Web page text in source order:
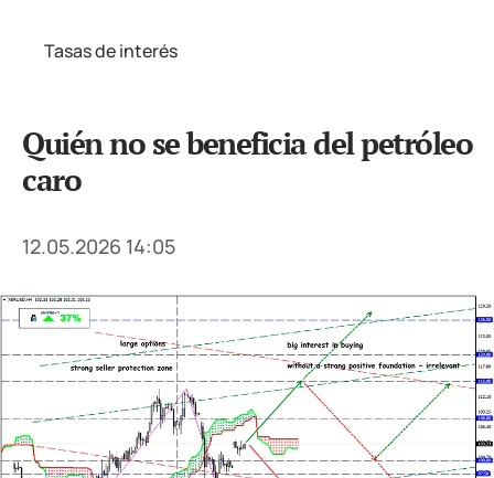
Tasas de interés
Quién no se beneficia del petróleo
caro
12.05.2026 14:05